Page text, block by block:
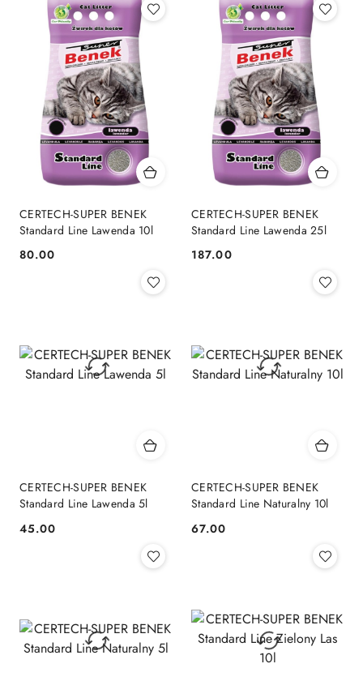
CERTECH-SUPER BENEK
Standard Line Lawenda 10l
Cena:
80.00
CERTECH-SUPER BENEK
Standard Line Lawenda 25l
Cena:
187.00
CERTECH-SUPER BENEK
Standard Line Lawenda 5l
Cena:
45.00
CERTECH-SUPER BENEK
Standard Line Naturalny 10l
Cena:
67.00